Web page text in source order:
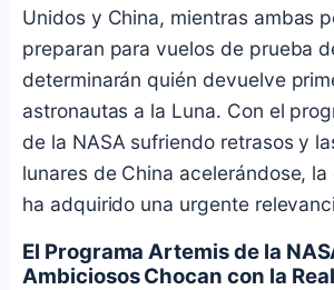
Unidos y China, mientras ambas
preparan para vuelos de prueba
determinarán quién devuelve
astronautas a la Luna. Con el
de la NASA sufriendo retrasos y
lunares de China acelerándose,
ha adquirido una urgente
El Programa Artemis de la
Ambiciosos Chocan con la